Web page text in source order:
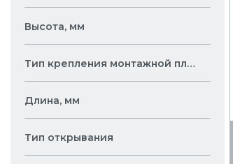
Высота, мм
Тип крепления монтажной планки
Длина, мм
Тип открывания